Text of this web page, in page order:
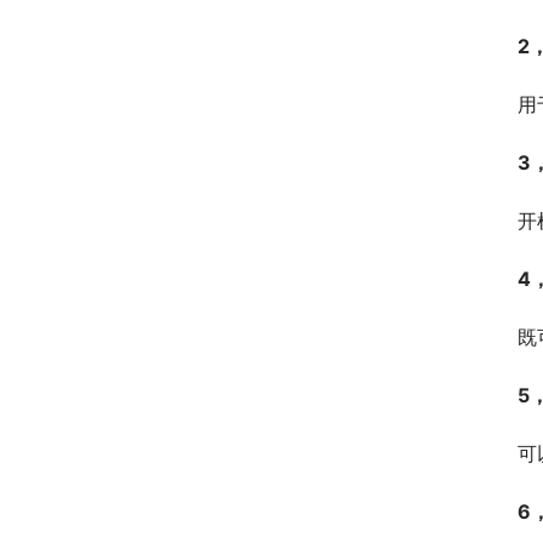
2
用
3
开
4
既
5
可
6